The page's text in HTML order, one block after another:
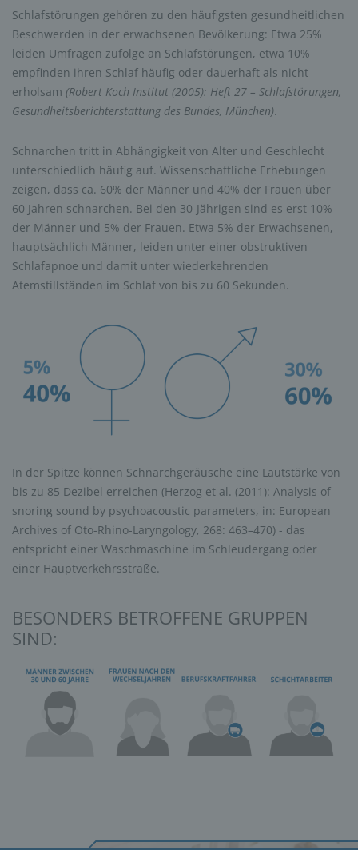
Schlafstörungen gehören zu den häufigsten gesundheitlichen
Beschwerden in der erwachsenen Bevölkerung: Etwa 25%
leiden Umfragen zufolge an Schlafstörungen, etwa 10%
empfinden ihren Schlaf häufig oder dauerhaft als nicht
erholsam (Robert Koch Institut (2005): Heft 27 – Schlafstörungen,
Gesundheitsberichterstattung des Bundes, München).
Schnarchen tritt in Abhängigkeit von Alter und Geschlecht
unterschiedlich häufig auf. Wissenschaftliche Erhebungen
zeigen, dass ca. 60% der Männer und 40% der Frauen über
60 Jahren schnarchen. Bei den 30-Jährigen sind es erst 10%
der Männer und 5% der Frauen. Etwa 5% der Erwachsenen,
hauptsächlich Männer, leiden unter einer obstruktiven
Schlafapnoe und damit unter wiederkehrenden
Atemstillständen im Schlaf von bis zu 60 Sekunden.
In der Spitze können Schnarchgeräusche eine Lautstärke von
bis zu 85 Dezibel erreichen (Herzog et al. (2011): Analysis of
snoring sound by psychoacoustic parameters, in: European
Archives of Oto-Rhino-Laryngology, 268: 463–470) - das
entspricht einer Waschmaschine im Schleudergang oder
einer Hauptverkehrsstraße.
BESONDERS BETROFFENE GRUPPEN
SIND: